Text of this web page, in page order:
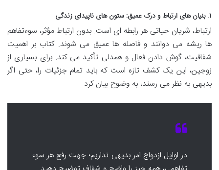
۱. بنیان های ارتباط و درک عمیق: ستون های ناپیدای زندگی
ارتباط، شریان حیاتی هر رابطه ای است. بدون ارتباط مؤثر، سوءتفاهم
ها ریشه می دوانند و فاصله ها عمیق می شوند. کتاب بر اهمیت
شفافیت، گوش دادن فعال و همدلی تأکید می کند. برای بسیاری از
زوجین، این یک کشف تازه است که باید تمام جزئیات را، حتی اگر
بدیهی به نظر می رسند، به وضوح بیان کرد.
در اوایل ازدواج امر بدیهی نداریم؛ جهت رفع هر سوء